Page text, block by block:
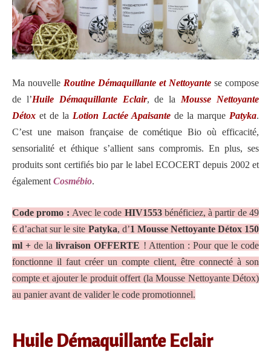
Ma nouvelle Routine Démaquillante et Nettoyante se compose
de l’Huile Démaquillante Eclair, de la Mousse Nettoyante
Détox et de la Lotion Lactée Apaisante de la marque Patyka.
C’est une maison française de cométique Bio où efficacité,
sensorialité et éthique s’allient sans compromis. En plus, ses
produits sont certifiés bio par le label ECOCERT depuis 2002 et
également Cosmébio.
Code promo : Avec le code HIV1553 bénéficiez, à partir de 49
€ d’achat sur le site Patyka, d’1 Mousse Nettoyante Détox 150
ml + de lalivraison OFFERTE ! Attention : Pour que le code
fonctionne il faut créer un compte client, être connecté à son
compte et ajouter le produit offert (la Mousse Nettoyante Détox)
au panier avant de valider le code promotionnel.
Huile Démaquillante Eclair